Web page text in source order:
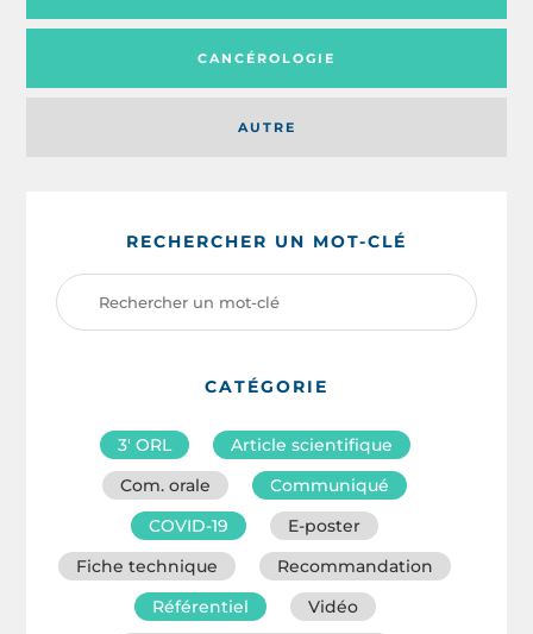
AUTRE
CANCÉROLOGIE
RECHERCHER UN MOT-CLÉ
CATÉGORIE
3′ ORL
Article scientifique
Com. orale
Communiqué
COVID-19
E-poster
Fiche technique
Recommandation
Référentiel
Vidéo